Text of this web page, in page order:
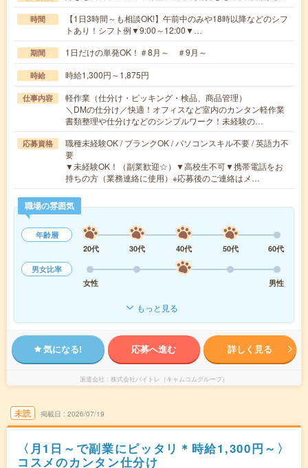
時間
【1日3時間～も相談OK!】午前中のみや18時以降などのシフ
トあり！シフト例▼9:00～12:00▼…
期間 1日だけの単発OK！＃8月～ ＃9月～
時給 時給1,300円～1,875円
仕事内容
軽作業（仕分け・ピッキング・検品、商品管理）
＼DMの仕分け／快適！オフィスなど室内のカンタン軽作業
書類整理や仕分けなどのシンプルワーク！未経験の…
応募資格
職種未経験OK / ブランクOK / パソコンスキル不要 / 英語力不
要
▼未経験OK！（副業歓迎☆）▼高校生不可▼携帯電話をお
持ちの方（業務連絡に使用）※応募後のご連絡はメ…
職場の雰囲気
年齢層
20代
30代 40代 50代
60代
男女比率
女性
男性
もっと見る
気になる! 応募へ進む 詳しく見る
派遣会社 株式会社バイトレ（キャムコムグループ）
未読 掲載日 2026/07/19
〈月1日～で副業にピッタリ＊時給1,300円～〉
コスメのカンタン仕分け